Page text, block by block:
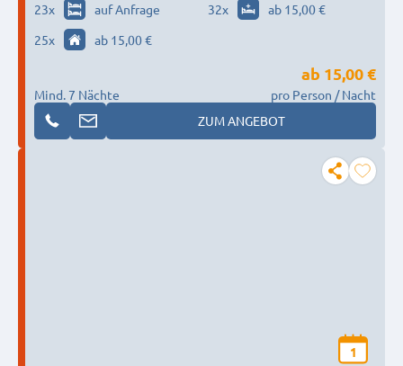
23x auf Anfrage 32x
ab 15,00 €
25x ab 15,00 €
Mind. 7 Nächte
ab 15,00 €
pro Person / Nacht
ZUM ANGEBOT
1